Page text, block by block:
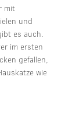
mit
und
es auch.
im ersten
gefallen,
wie